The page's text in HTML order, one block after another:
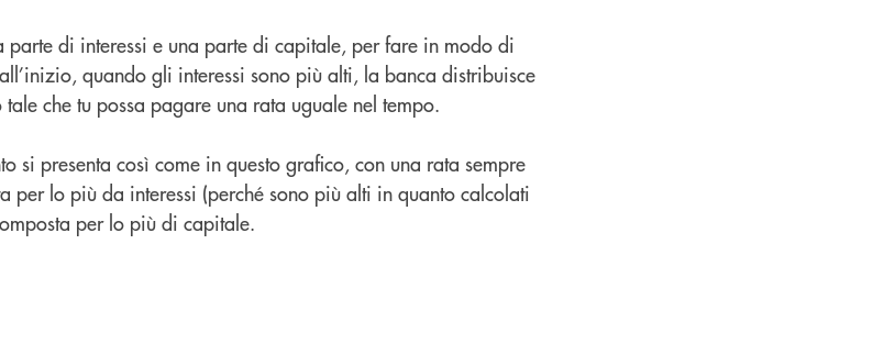
parte di interessi e una parte di capitale, per fare in modo di
quando gli interessi sono più alti, la banca distribuisce
che tu possa pagare una rata uguale nel tempo.
si presenta così come in questo grafico, con una rata sempre
per lo più da interessi (perché sono più alti in quanto calcolati
per lo più di capitale.